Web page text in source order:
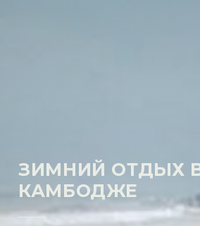
ЗИМНИЙ ОТДЫХ
КАМБОДЖЕ